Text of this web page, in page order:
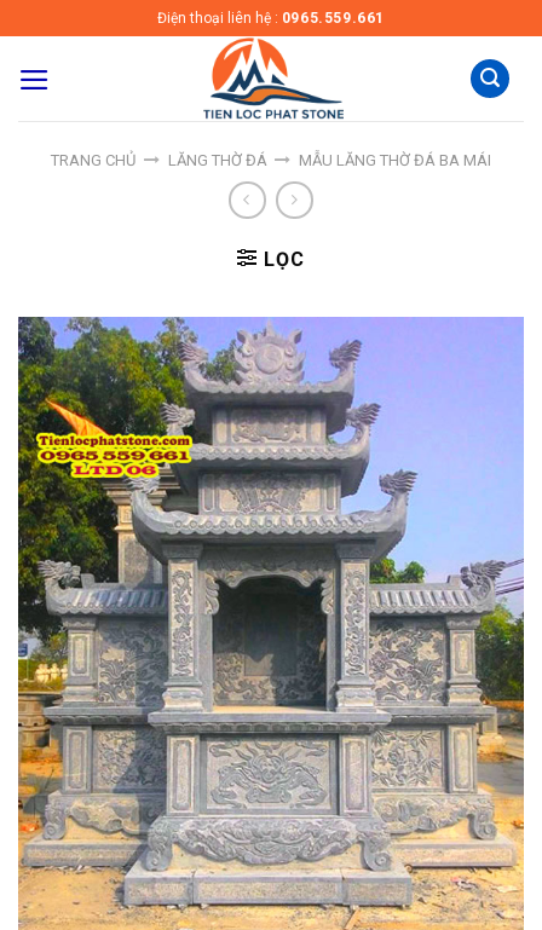
to
content
Điện thoại liên hệ : 0965.559.661
TRANG CHỦ LĂNG THỜ ĐÁ MẪU LĂNG THỜ ĐÁ BA MÁI
LỌC